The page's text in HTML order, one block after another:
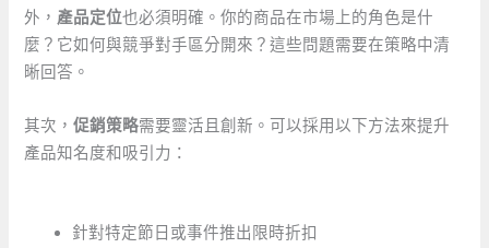
外， 產品定位也必須明確。你的商品在市場上的角色是什
麼？它如何與競爭對手區分開來？這些問題需要在策略中清
晰回答。
其次，促銷策略需要靈活且創新。可以採用以下方法來提升
產品知名度和吸引力：
針對特定節日或事件推出限時折扣